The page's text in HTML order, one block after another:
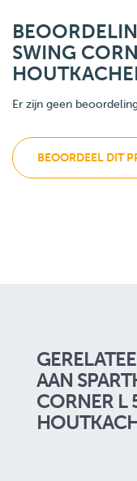
SWING
Er zijn geen
BEOORDEEL DIT
AAN
CORNER L